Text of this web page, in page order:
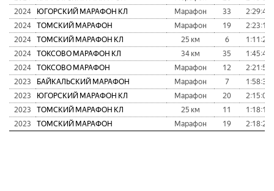
2024
ЮГОРСКИЙ МАРАФОН КЛ Марафон 33
2:29:42
2024
ТОМСКИЙ МАРАФОН Марафон 19
2:23:11
2024
ТОМСКИЙ МАРАФОН КЛ 25 км 6
1:11:21
2024
ТОКСОВО МАРАФОН КЛ 34 км 35
1:45:45
2024
ТОКСОВО МАРАФОН Марафон 12
2:21:51
2023
БАЙКАЛЬСКИЙ МАРАФОН Марафон 7
1:58:34
2023
ЮГОРСКИЙ МАРАФОН КЛ Марафон 20
2:15:01
2023
ТОМСКИЙ МАРАФОН КЛ 25 км 11
1:18:10
2023
ТОМСКИЙ МАРАФОН Марафон 19 2:18:26